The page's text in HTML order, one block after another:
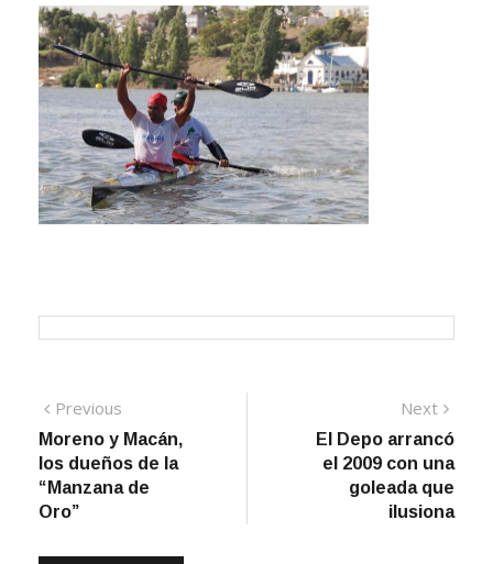
Navegación
de
entradas
Previous
post:
Moreno y Macán,
los dueños de la
“Manzana de
Oro”
Next
post:
El Depo arrancó
el 2009 con una
goleada que
ilusiona